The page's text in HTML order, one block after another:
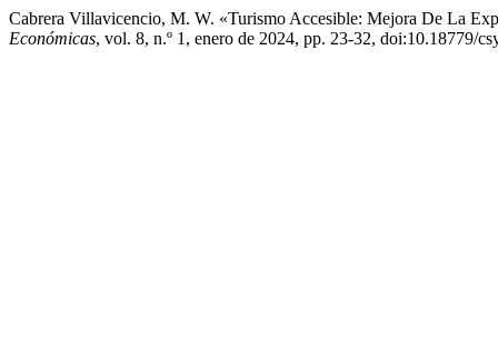
Cabrera Villavicencio, M. W. «Turismo Accesible: Mejora De La
Económicas, vol. 8, n.º 1, enero de 2024, pp. 23-32, doi:10.18779/